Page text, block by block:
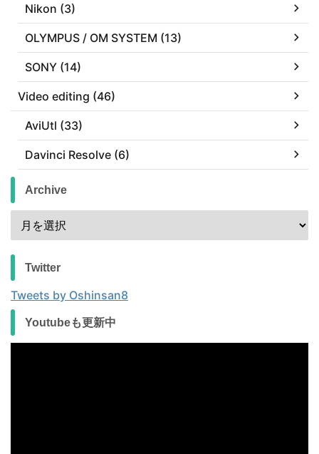
Nikon (3)
OLYMPUS / OM SYSTEM (13)
SONY (14)
Video editing (46)
AviUtl (33)
Davinci Resolve (6)
Archive
Twitter
Tweets by Oshinsan8
Youtubeも更新中